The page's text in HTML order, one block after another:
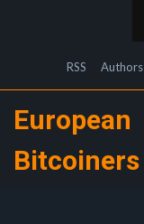
RSS Authors
European
Bitcoiners